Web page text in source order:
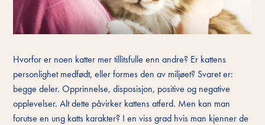
Hvorfor er noen katter mer tillitsfulle enn andre? Er kattens
personlighet medfødt, eller formes den av miljøet? Svaret er:
begge deler. Opprinnelse, disposisjon, positive og negative
opplevelser. Alt dette påvirker kattens atferd. Men kan man
forutse en ung katts karakter? I en viss grad hvis man kjenner de